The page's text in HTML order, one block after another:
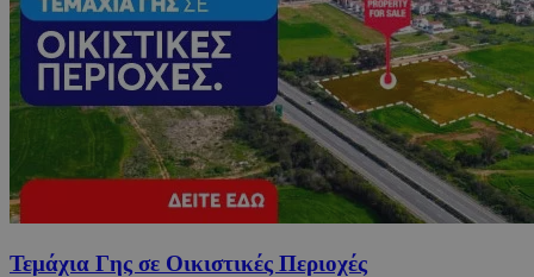
Τεμάχια Γης σε Οικιστικές Περιοχές